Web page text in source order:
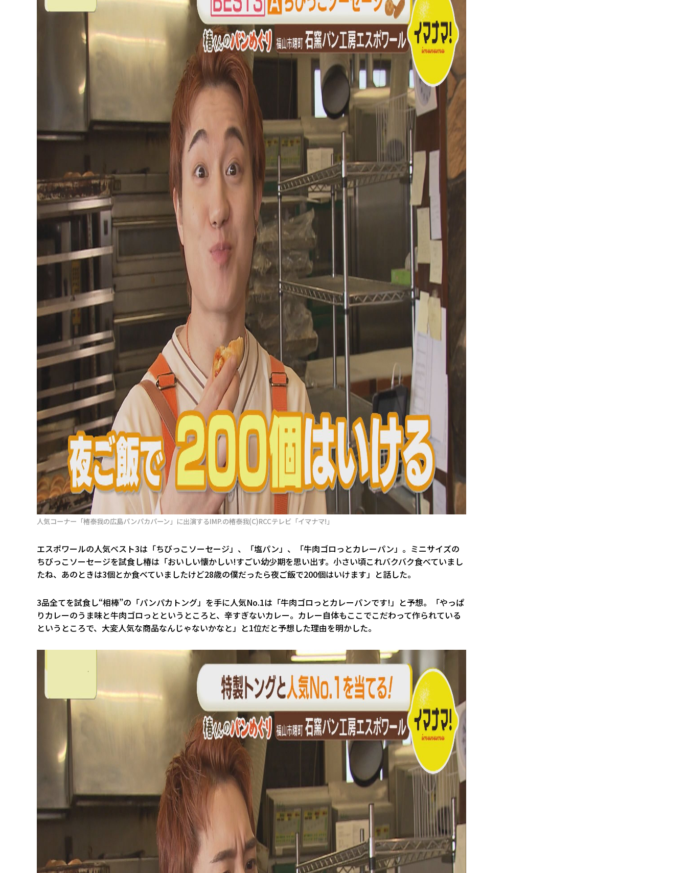
人気コーナー「椿泰我の広島パンパカパーン」に出演するIMP.の椿泰我(C)RCCテレビ「イマナマ!」
エスポワールの人気ベスト3は「ちびっこソーセージ」、「塩パン」、「牛肉ゴロっとカレーパン」。ミニサイズの
ちびっこソーセージを試食し椿は「おいしい懐かしい!すごい幼少期を思い出す。小さい頃これバクバク食べていまし
たね、あのときは3個とか食べていましたけど28歳の僕だったら夜ご飯で200個はいけます」と話した。
3品全てを試食し“相棒”の「パンパカトング」を手に人気No.1は「牛肉ゴロっとカレーパンです!」と予想。「やっぱ
りカレーのうま味と牛肉ゴロっとというところと、辛すぎないカレー。カレー自体もここでこだわって作られている
というところで、大変人気な商品なんじゃないかなと」と1位だと予想した理由を明かした。